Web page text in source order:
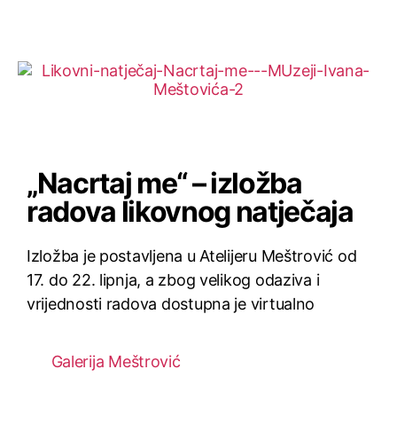
„Nacrtaj me“ – izložba
radova likovnog natječaja
Izložba je postavljena u Atelijeru Meštrović od
17. do 22. lipnja, a zbog velikog odaziva i
vrijednosti radova dostupna je virtualno
Galerija Meštrović